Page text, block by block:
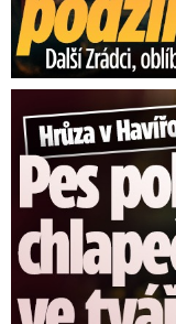
Hrůza v Havířově: